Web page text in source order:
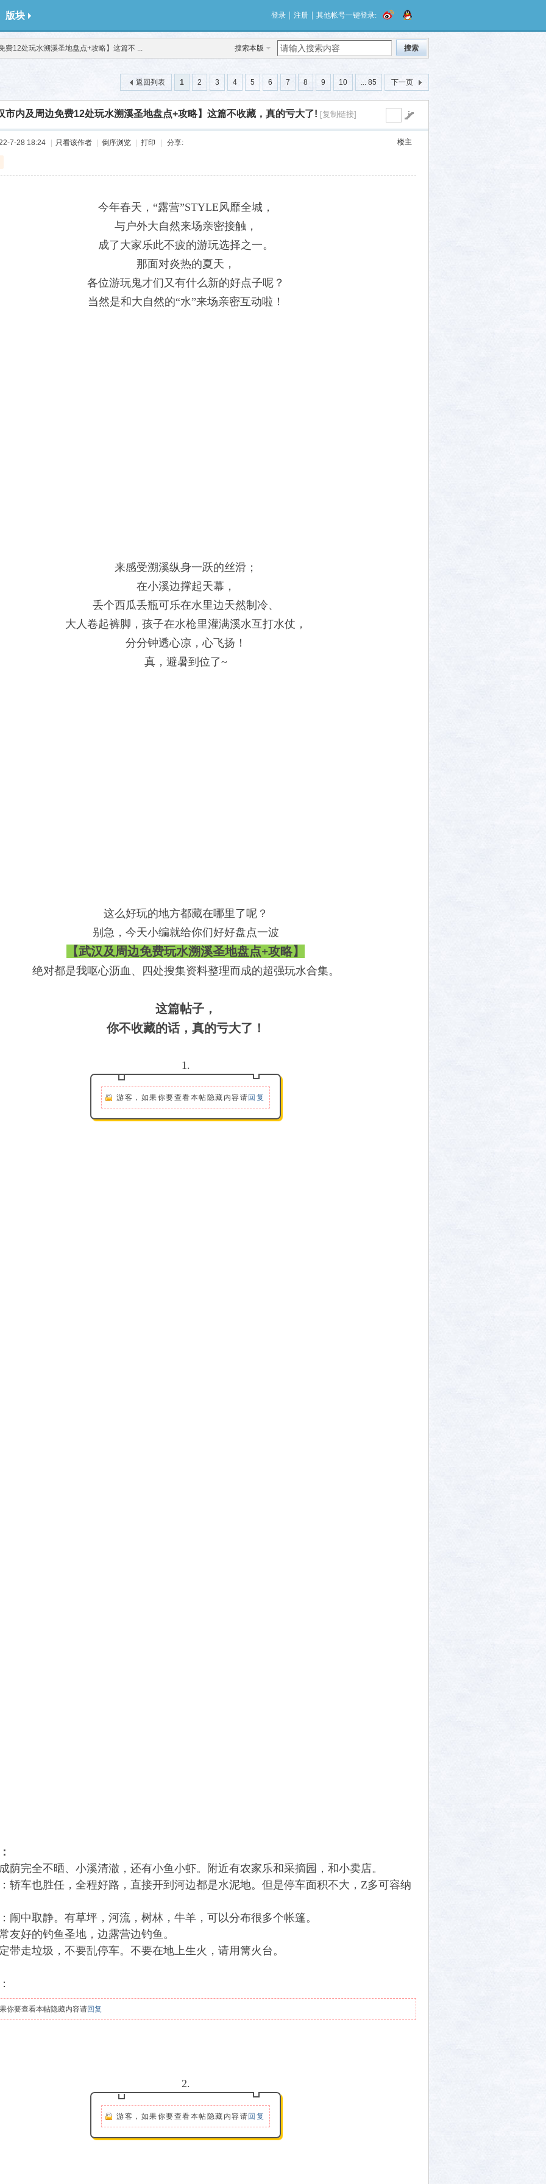
版块 登录 注册 其他帐号一键登录:
搜索本版 搜索
费12处玩水溯溪圣地盘点+攻略】这篇不 ...
1 2 3 4 5 6 7 8 9 10 ... 85 下一页
返回列表
市内及周边免费12处玩水溯溪圣地盘点+攻略】这篇不收藏，真的亏大了! [复制链接]
楼主
7-28 18:24 只看该作者 倒序浏览 打印 分享:
今年春天，“露营”STYLE风靡全城，
与户外大自然来场亲密接触，
成了大家乐此不疲的游玩选择之一。
那面对炎热的夏天，
各位游玩鬼才们又有什么新的好点子呢？
当然是和大自然的“水”来场亲密互动啦！
来感受溯溪纵身一跃的丝滑；
在小溪边撑起天幕，
丢个西瓜丢瓶可乐在水里边天然制冷、
大人卷起裤脚，孩子在水枪里灌满溪水互打水仗，
分分钟透心凉，心飞扬！
真，避暑到位了~
这么好玩的地方都藏在哪里了呢？
别急，今天小编就给你们好好盘点一波
【武汉及周边免费玩水溯溪圣地盘点+攻略】
绝对都是我呕心沥血、四处搜集资料整理而成的超强玩水合集。
这篇帖子，
你不收藏的话，真的亏大了！
1.
游客，如果你要查看本帖隐藏内容请 回复
荫完全不晒、小溪清澈，还有小鱼小虾。附近有农家乐和采摘园，和小卖店。
轿车也胜任，全程好路，直接开到河边都是水泥地。但是停车面积不大，Z多可容纳
闹中取静。有草坪，河流，树林，牛羊，可以分布很多个帐篷。
友好的钓鱼圣地，边露营边钓鱼。
带走垃圾，不要乱停车。不要在地上生火，请用篝火台。
你要查看本帖隐藏内容请回复
2.
游客，如果你要查看本帖隐藏内容请回复